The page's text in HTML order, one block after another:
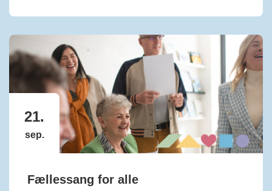
21.
sep.
Fællessang for alle